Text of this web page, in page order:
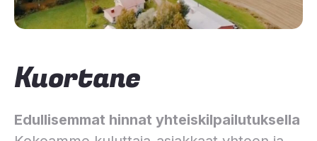
Kuortane
Edullisemmat hinnat yhteiskilpailutuksella